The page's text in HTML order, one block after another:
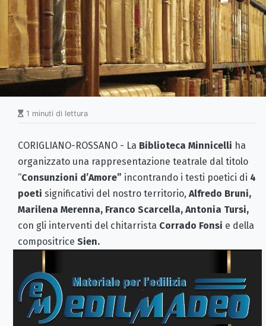
1 minuti di lettura
CORIGLIANO-ROSSANO - La Biblioteca Minnicelli ha
organizzato una rappresentazione teatrale dal titolo
“Consunzioni d’Amore” incontrando i testi poetici di 4
poeti significativi del nostro territorio, Alfredo Bruni,
Marilena Merenna, Franco Scarcella, Antonia Tursi,
con gli interventi del chitarrista Corrado Fonsi e della
compositrice Sien.